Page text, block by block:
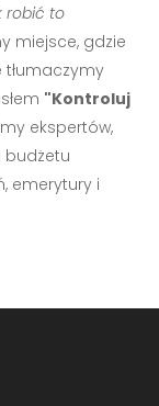
robić to
miejsce, gdzie
"Kontroluj
ekspertów,
budżetu
emerytury i